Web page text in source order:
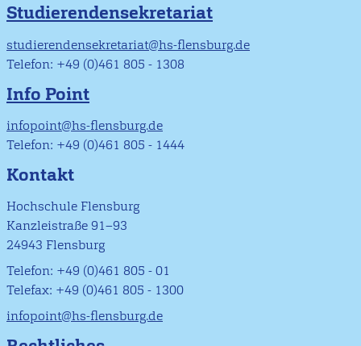
Studierendensekretariat
studierendensekretariat@hs-flensburg.de
Telefon: +49 (0)461 805 - 1308
Info Point
infopoint@hs-flensburg.de
Telefon: +49 (0)461 805 - 1444
Kontakt
Hochschule Flensburg
Kanzleistraße 91–93
24943 Flensburg
Telefon: +49 (0)461 805 - 01
Telefax: +49 (0)461 805 - 1300
infopoint@hs-flensburg.de